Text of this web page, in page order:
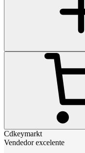
Cdkeymarkt
Vendedor excelente